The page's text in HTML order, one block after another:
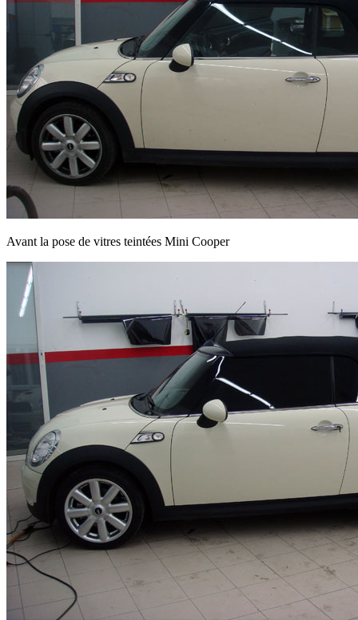
Avant la pose de vitres teintées Mini Cooper